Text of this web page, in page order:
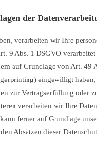
der
verarbeiten wir Ihre
9 Abs. 1 DSGVO
auf Grundlage von Art.
eingewilligt
zur Vertragserfüllung
verarbeiten wir Ihre
ferner auf Grundlage
Absätzen dieser